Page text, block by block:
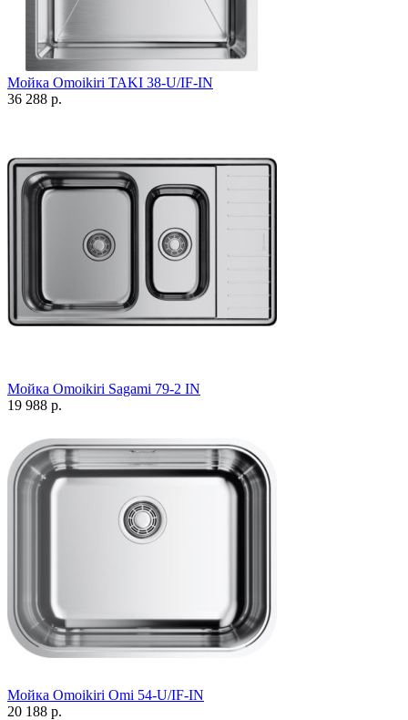
Мойка Omoikiri TAKI 38-U/IF-IN
36 288 р.
Мойка Omoikiri Sagami 79-2 IN
19 988 р.
Мойка Omoikiri Omi 54-U/IF-IN
20 188 р.